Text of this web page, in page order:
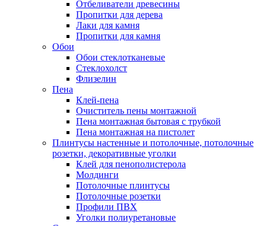
Отбеливатели древесины
Пропитки для дерева
Лаки для камня
Пропитки для камня
Обои
Обои стеклотканевые
Стеклохолст
Флизелин
Пена
Клей-пена
Очиститель пены монтажной
Пена монтажная бытовая с трубкой
Пена монтажная на пистолет
Плинтусы настенные и потолочные, потолочные
розетки, декоративные уголки
Клей для пенополистерола
Молдинги
Потолочные плинтусы
Потолочные розетки
Профили ПВХ
Уголки полиуретановые